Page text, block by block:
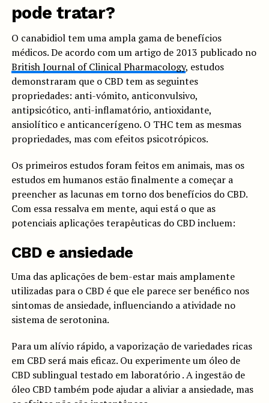
pode tratar?
O canabidiol tem uma ampla gama de benefícios
médicos. De acordo com um artigo de 2013 publicado no
British Journal of Clinical Pharmacology, estudos
demonstraram que o CBD tem as seguintes
propriedades: anti-vómito, anticonvulsivo,
antipsicótico, anti-inflamatório, antioxidante,
ansiolítico e anticancerígeno. O THC tem as mesmas
propriedades, mas com efeitos psicotrópicos.
Os primeiros estudos foram feitos em animais, mas os
estudos em humanos estão finalmente a começar a
preencher as lacunas em torno dos benefícios do CBD.
Com essa ressalva em mente, aqui está o que as
potenciais aplicações terapêuticas do CBD incluem:
CBD e ansiedade
Uma das aplicações de bem-estar mais amplamente
utilizadas para o CBD é que ele parece ser benéfico nos
sintomas de ansiedade, influenciando a atividade no
sistema de serotonina.
Para um alívio rápido, a vaporização de variedades ricas
em CBD será mais eficaz. Ou experimente um óleo de
CBD sublingual testado em laboratório. A ingestão de
óleo CBD também pode ajudar a aliviar a ansiedade, mas